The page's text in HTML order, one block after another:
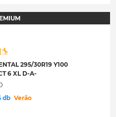
295/30R19 Y100
6 XL D-A-
db Verão